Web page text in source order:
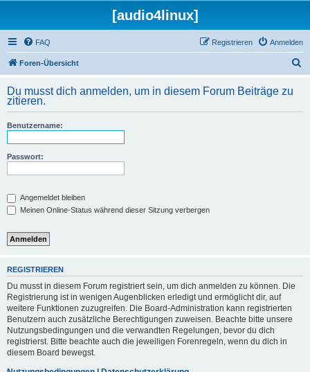
[audio4linux]
FAQ Anmelden
Registrieren
Foren-Übersicht
h
Du musst dich anmelden, um in diesem Forum Beiträge zu
zitieren.
Benutzername:
Passwort:
Angemeldet bleiben
Meinen Online-Status während dieser Sitzung verbergen
REGISTRIEREN
Du musst in diesem Forum registriert sein, um dich anmelden zu können. Die
Registrierung ist in wenigen Augenblicken erledigt und ermöglicht dir, auf
weitere Funktionen zuzugreifen. Die Board-Administration kann registrierten
Benutzern auch zusätzliche Berechtigungen zuweisen. Beachte bitte unsere
Nutzungsbedingungen und die verwandten Regelungen, bevor du dich
registrierst. Bitte beachte auch die jeweiligen Forenregeln, wenn du dich in
diesem Board bewegst.